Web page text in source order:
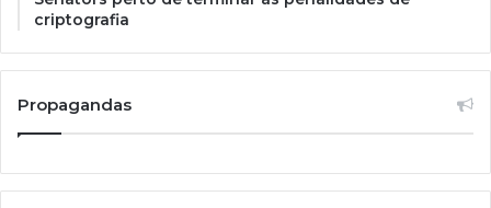
criptografia
Propagandas